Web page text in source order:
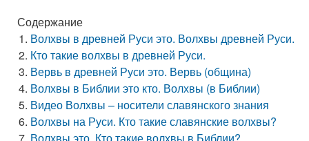
Содержание
Волхвы в древней Руси это. Волхвы древней Руси.
Кто такие волхвы в древней Руси.
Вервь в древней Руси это. Вервь (община)
Волхвы в Библии это кто. Волхвы (в Библии)
Видео Волхвы – носители славянского знания
Волхвы на Руси. Кто такие славянские волхвы?